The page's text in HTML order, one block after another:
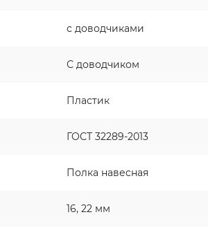
с доводчиками
С доводчиком
Пластик
ГОСТ 32289-2013
Полка навесная
16, 22 мм